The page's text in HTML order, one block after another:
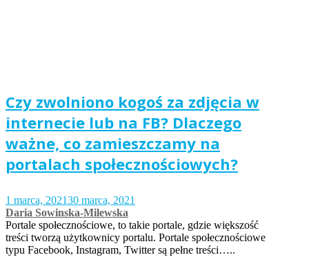
Czy zwolniono kogoś za zdjęcia w
internecie lub na FB? Dlaczego
ważne, co zamieszczamy na
portalach społecznościowych?
1 marca, 202130 marca, 2021
Daria Sowinska-Milewska
Portale społecznościowe, to takie portale, gdzie większość
treści tworzą użytkownicy portalu. Portale społecznościowe
typu Facebook, Instagram, Twitter są pełne treści…..